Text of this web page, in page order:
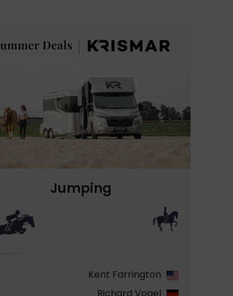
Jumping
Kent Farrington